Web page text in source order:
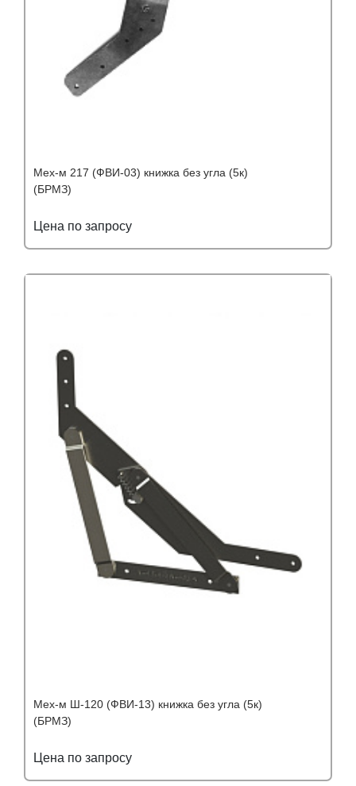
Мех-м 217 (ФВИ-03) книжка без угла (5к)
(БРМЗ)
Цена по запросу
Мех-м Ш-120 (ФВИ-13) книжка без угла (5к)
(БРМЗ)
Цена по запросу